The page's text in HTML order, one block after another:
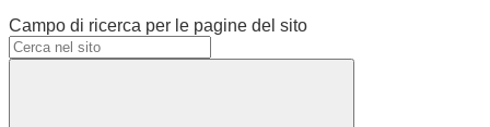
Campo di ricerca per le pagine del sito